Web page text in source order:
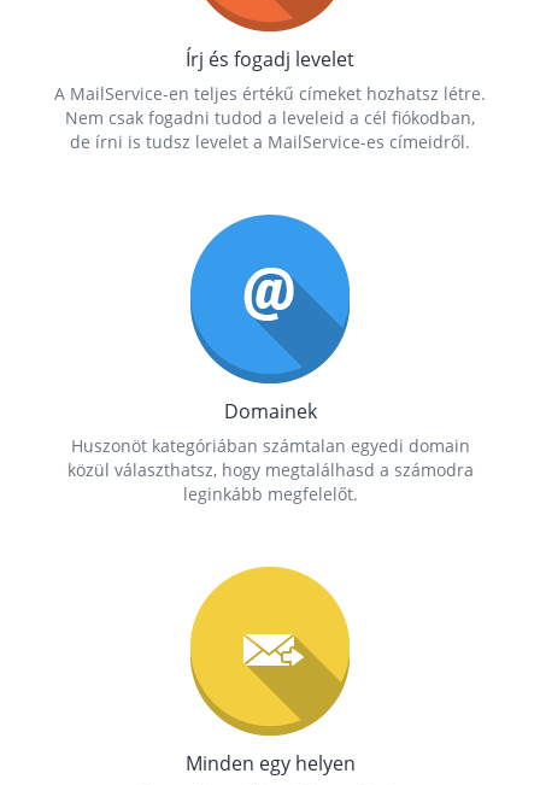
Írj és fogadj levelet
A MailService-en teljes értékű címeket hozhatsz létre.
Nem csak fogadni tudod a leveleid a cél fiókodban,
de írni is tudsz levelet a MailService-es címeidről.
Domainek
Huszonöt kategóriában számtalan egyedi domain
közül választhatsz, hogy megtalálhasd a számodra
leginkább megfelelőt.
Minden egy helyen